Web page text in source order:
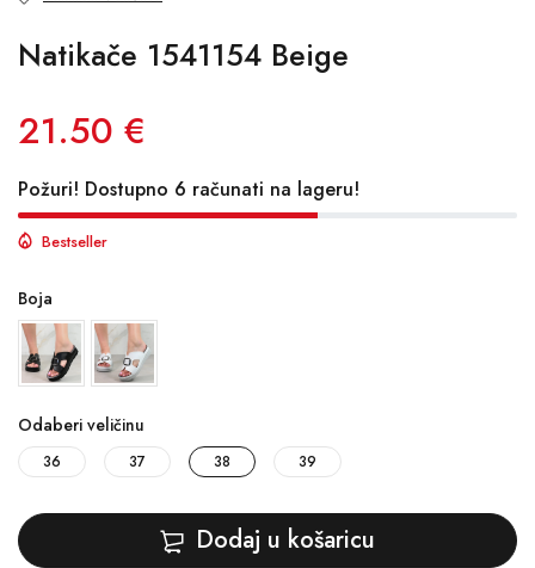
Natikače 1541154 Beige
21.50 €
Požuri! Dostupno 6 računati na lageru!
Bestseller
Boja
Odaberi veličinu
36 37 38 39
Dodaj u košaricu